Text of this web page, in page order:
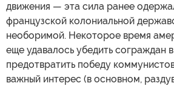
движения — эта сила ранее
французской колониальной
необоримой. Некоторое время
еще удавалось убедить сограждан
предотвратить победу
важный интерес (в основном,